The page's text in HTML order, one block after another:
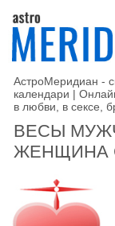
АстроМеридиан -
календари |
в любви, в сексе,
ВЕСЫ
ЖЕНЩИНА